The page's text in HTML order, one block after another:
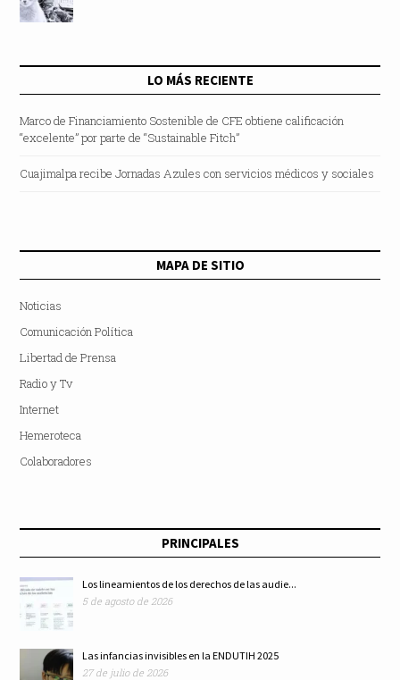
LO MÁS RECIENTE
Marco de Financiamiento Sostenible de CFE obtiene calificación
“excelente” por parte de “Sustainable Fitch”
Cuajimalpa recibe Jornadas Azules con servicios médicos y sociales
MAPA DE SITIO
Noticias
Comunicación Política
Libertad de Prensa
Radio y Tv
Internet
Hemeroteca
Colaboradores
PRINCIPALES
Los lineamientos de los derechos de las audie...
5 de agosto de 2026
Las infancias invisibles en la ENDUTIH 2025
27 de julio de 2026